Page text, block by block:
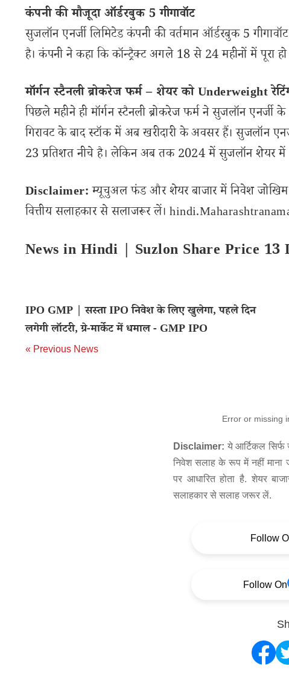
कंपनी की मौजूदा ऑर्डरबुक 5 गीगावॉट
सुजलॉन एनर्जी लिमिटेड कंपनी की वर्तमान ऑर्डरबुक 5
है। कंपनी ने कहा कि कॉन्ट्रैक्ट अगले 18 से 24 महीनों में पूरा हो
मॉर्गन स्टैनली ब्रोकरेज फर्म – शेयर को Underweight
पिछले महीने ही मॉर्गन स्टैनली ब्रोकरेज फर्म ने सुजलॉन
गिरावट के बाद स्टॉक में अब खरीदारी के अवसर हैं। सुजलॉन
23 प्रतिशत नीचे है। लेकिन अब तक 2024 में सुजलॉन शेयर
Disclaimer:म्यूचुअल फंड और शेयर बाजार में निवेश
वित्तीय सलाहकार से सलाजरूर लें।
News in Hindi | Suzlon Share Price 13
IPO GMP | सस्ता IPO निवेश के लिए खुलेगा, पहले दिन
लगेगी लॉटरी, ग्रे-मार्केट में धमाल - GMP IPO
« Previous News
Error or missing
Disclaimer: ये आर्टिकल सिर्फ
निवेश सलाह के रूप में नहीं माना
पर आधारित होता है. शेयर
सलाहकार से सलाह जरूर लें.
Follow
Follow On